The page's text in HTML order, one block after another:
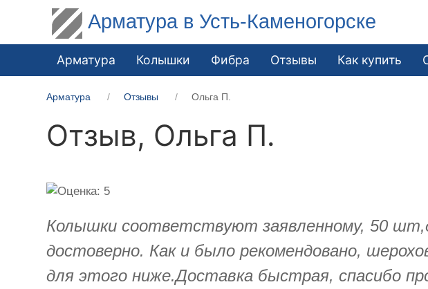
Арматура в Усть-Каменогорске
Арматура Колышки Фибра Отзывы Как купить
Арматура Отзывы Ольга П.
Отзыв, Ольга П.
Колышки соответствуют заявленному, 50
достоверно. Как и было рекомендовано,
для этого ниже.Доставка быстрая, спасибо